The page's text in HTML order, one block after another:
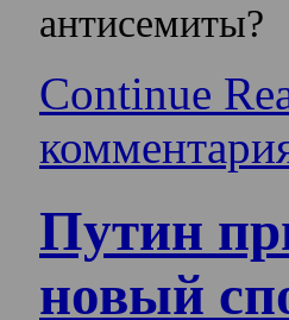
антисемиты?
Continue
Путин
новый